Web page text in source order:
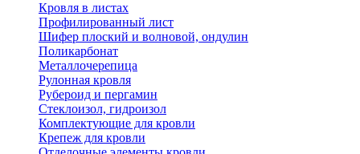
Кровля в листах
Профилированный лист
Шифер плоский и волновой, ондулин
Поликарбонат
Металлочерепица
Рулонная кровля
Рубероид и пергамин
Стеклоизол, гидроизол
Комплектующие для кровли
Крепеж для кровли